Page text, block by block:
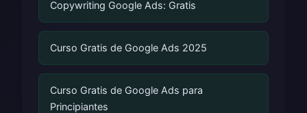
Copywriting Google Ads: Gratis
Curso Gratis de Google Ads 2025
Curso Gratis de Google Ads para
Principiantes